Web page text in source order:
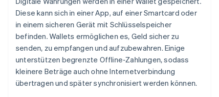
Diese kann sich in einer App, auf einer Smartcard oder
in einem sicheren Gerät mit Schlüsselspeicher
befinden. Wallets ermöglichen es, Geld sicher zu
senden, zu empfangen und aufzubewahren. Einige
unterstützen begrenzte Offline-Zahlungen, sodass
kleinere Beträge auch ohne Internetverbindung
übertragen und später synchronisiert werden können.